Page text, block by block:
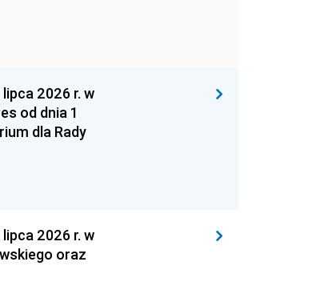
lipca 2026 r. w
od dnia 1
dla Rady
lipca 2026 r. w
oraz